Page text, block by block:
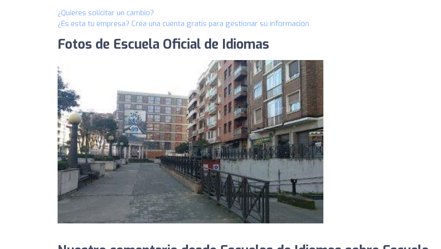
¿Quieres solicitar un cambio?
¿Es esta tu empresa? Crea una cuenta gratis para gestionar su información
Fotos de Escuela Oficial de Idiomas